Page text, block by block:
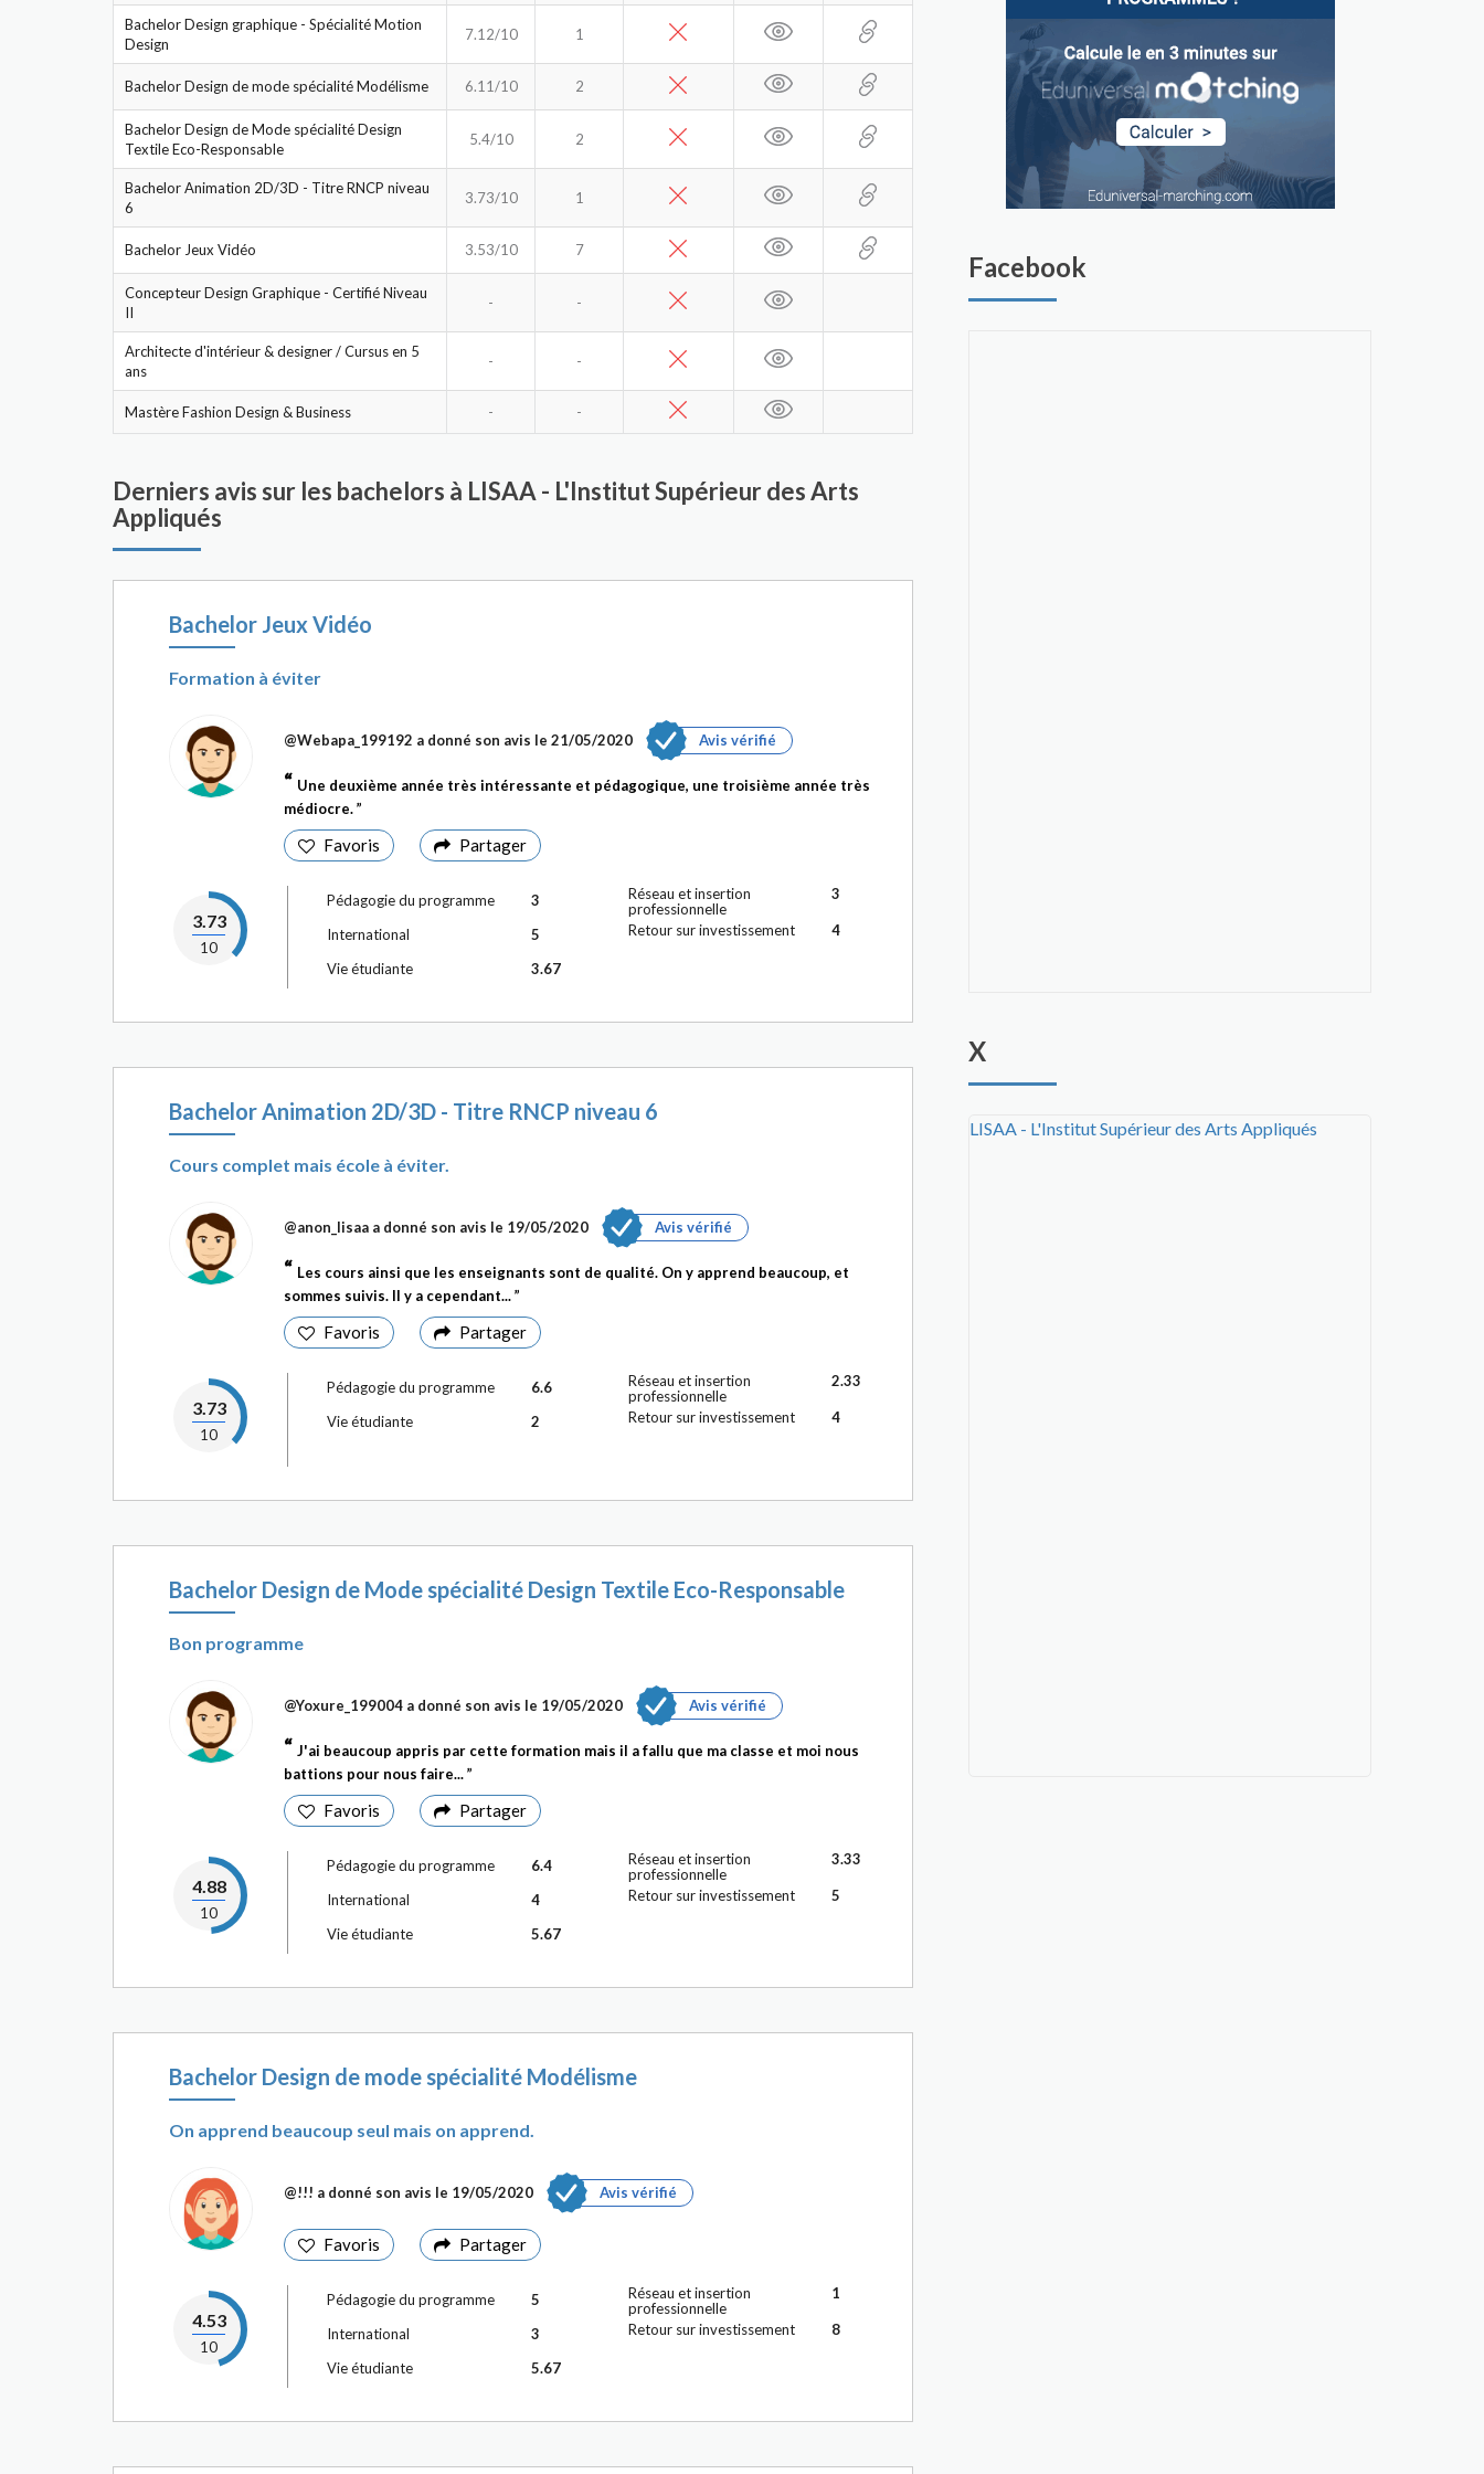
Bachelor Design graphique - Spécialité Motion
Design
7.12/10 1
Bachelor Design de mode spécialité Modélisme 6.11/10 2
Bachelor Design de Mode spécialité Design
Textile Eco-Responsable
5.4/10 2
Bachelor Animation 2D/3D - Titre RNCP niveau
6
3.73/10 1
Bachelor Jeux Vidéo 3.53/10 7
Concepteur Design Graphique - Certifié Niveau
II
- -
Architecte d'intérieur & designer / Cursus en 5
ans
- -
Mastère Fashion Design & Business - -
Derniers avis sur les bachelors à LISAA - L'Institut Supérieur des Arts
Appliqués
Bachelor Jeux Vidéo
Formation à éviter
@Webapa_199192 a donné son avis le 21/05/2020 Avis vérifié
Une deuxième année très intéressante et pédagogique, une troisième année très
médiocre.
Favoris Partager
3.73
10
Pédagogie du programme
3
International
5
Vie étudiante
3.67
Réseau et insertion
professionnelle
3
Retour sur investissement 4
Bachelor Animation 2D/3D - Titre RNCP niveau 6
Cours complet mais école à éviter.
@anon_lisaa a donné son avis le 19/05/2020 Avis vérifié
Les cours ainsi que les enseignants sont de qualité. On y apprend beaucoup, et
sommes suivis. Il y a cependant...
Favoris Partager
3.73
10
Pédagogie du programme
6.6
Vie étudiante
2
Réseau et insertion
professionnelle
2.33
Retour sur investissement 4
Bachelor Design de Mode spécialité Design Textile Eco-Responsable
Bon programme
@Yoxure_199004 a donné son avis le 19/05/2020 Avis vérifié
J'ai beaucoup appris par cette formation mais il a fallu que ma classe et moi nous
battions pour nous faire...
Favoris Partager
4.88
10
Pédagogie du programme
6.4
International
4
Vie étudiante
5.67
Réseau et insertion
professionnelle
3.33
Retour sur investissement 5
Bachelor Design de mode spécialité Modélisme
On apprend beaucoup seul mais on apprend.
@!!! a donné son avis le 19/05/2020 Avis vérifié
Favoris Partager
4.53
10
Pédagogie du programme
5
International
3
Vie étudiante
5.67
Réseau et insertion
professionnelle
1
Retour sur investissement 8
Facebook
X
LISAA - L'Institut Supérieur des Arts Appliqués